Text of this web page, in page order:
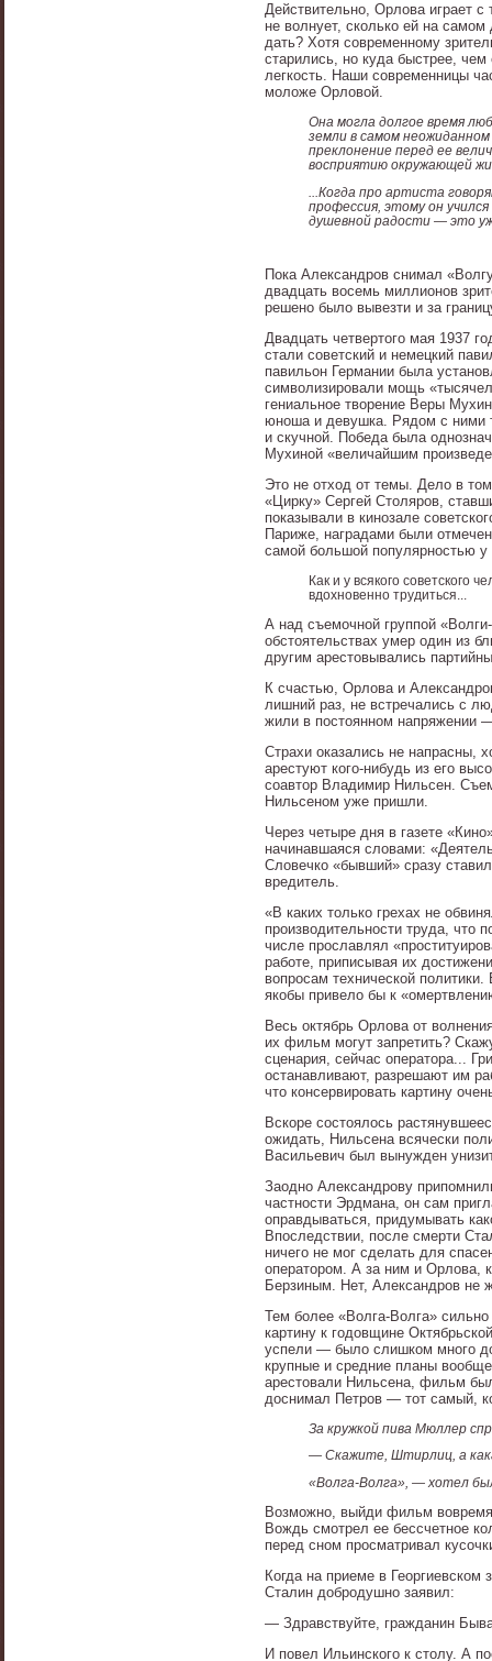
Действительно, Орлова играет
не волнует, сколько ей на
дать? Хотя современному
старились, но куда быстрее,
легкость. Наши современницы
моложе Орловой.
Она могла долгое время
земли в самом
преклонение перед ее
восприятию окружающей
...Когда про артиста
профессия, этому он
душевной радости — это
Пока Александров снимал
двадцать восемь миллионов
решено было вывезти и за
Двадцать четвертого мая 1937
стали советский и немецкий
павильон Германии была
символизировали мощь
гениальное творение Веры
юноша и девушка. Рядом с ними
и скучной. Победа была
Мухиной «величайшим
Это не отход от темы. Дело в
«Цирку» Сергей Столяров,
показывали в кинозале
Париже, наградами были
самой большой популярностью у
Как и у всякого советского
вдохновенно трудиться...
А над съемочной группой
обстоятельствах умер один из
другим арестовывались
К счастью, Орлова и
лишний раз, не встречались с
жили в постоянном напряжении
Страхи оказались не напрасны,
арестуют кого-нибудь из его
соавтор Владимир Нильсен.
Нильсеном уже пришли.
Через четыре дня в газете
начинавшаяся словами:
Словечко «бывший» сразу
вредитель.
«В каких только грехах не
производительности труда, что
числе прославлял
работе, приписывая их
вопросам технической
якобы привело бы к
Весь октябрь Орлова от
их фильм могут запретить?
сценария, сейчас оператора...
останавливают, разрешают им
что консервировать картину
Вскоре состоялось
ожидать, Нильсена всячески
Васильевич был вынужден
Заодно Александрову
частности Эрдмана, он сам
оправдываться, придумывать
Впоследствии, после смерти
ничего не мог сделать для
оператором. А за ним и Орлова,
Берзиным. Нет, Александров не
Тем более «Волга-Волга»
картину к годовщине
успели — было слишком много
крупные и средние планы
арестовали Нильсена, фильм
доснимал Петров — тот самый,
За кружкой пива Мюллер
— Скажите, Штирлиц, а
«Волга-Волга», — хотел
Возможно, выйди фильм
Вождь смотрел ее бессчетное
перед сном просматривал
Когда на приеме в Георгиевском
Сталин добродушно заявил:
— Здравствуйте, гражданин
И повел Ильинского к столу. А